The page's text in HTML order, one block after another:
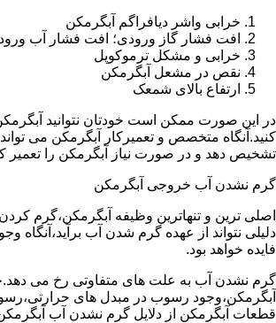
خرابی واشر دیافراگم آبگرمکن
افت فشار گاز ورودی؛ افت فشار آب
خرابی و مشکل ترموکوپل
نقص در مشعل آبگرمکن
ارتفاع بالای شمعک
در این صورت ممکن است خودتان نتوانید
کنید.آنگاه متخصص و تعمیرکار آبگرمکن می
تشخیص دهد و در صورت نیاز آبگرمکن را تعمیر
گرم نشدن آب خروجی آبگرمکن
اصلی ترین و تنهاترین وظیفه آبگرمکن،گرم
دلیلی نتواند از عهده گرم شدن آب برآید،آنگاه
فایده خواهد بود.
گرم نشدن آب به علت های متفاوتی رخ می
آبگرمکن،وجود رسوب در مبدل های
قطعات آبگرمکن از دلایل گرم نشدن آب